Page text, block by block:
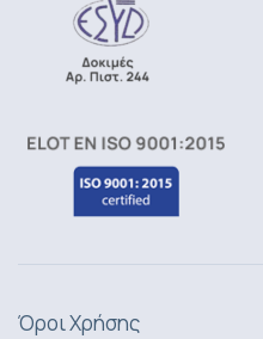
Όροι Χρήσης